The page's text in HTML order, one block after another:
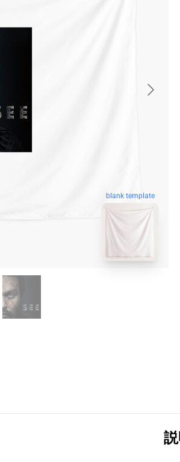
blank template